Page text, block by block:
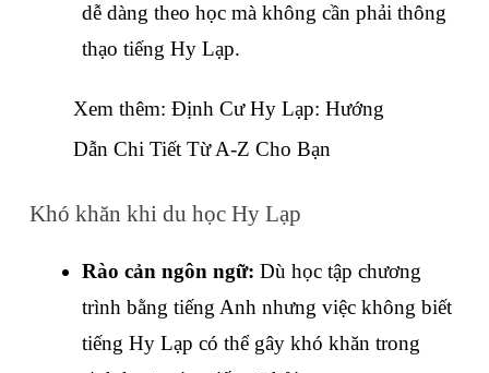
dễ dàng theo học mà không cần phải thông
thạo tiếng Hy Lạp.
Xem thêm: Định Cư Hy Lạp: Hướng
Dẫn Chi Tiết Từ A-Z Cho Bạn
Khó khăn khi du học Hy Lạp
Rào cản ngôn ngữ: Dù học tập chương
trình bằng tiếng Anh nhưng việc không biết
tiếng Hy Lạp có thể gây khó khăn trong